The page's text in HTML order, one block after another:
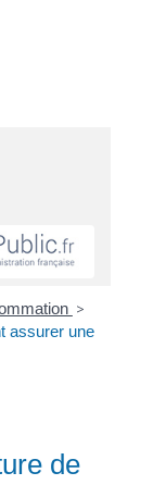
>
assurer une
de